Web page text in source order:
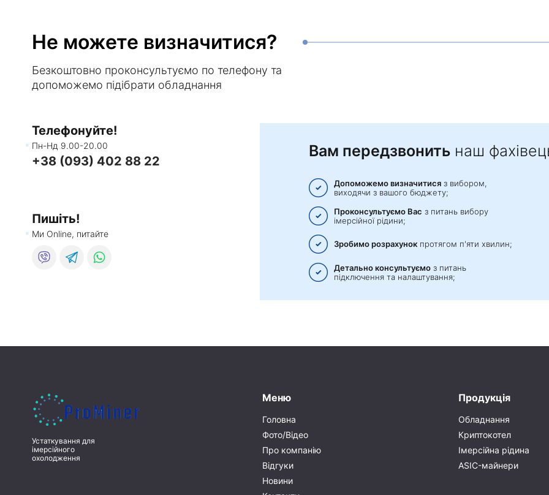
Не можете визначитися?
Безкоштовно проконсультуємо по телефону та
допоможемо підібрати обладнання
Телефонуйте!
Пн-Нд 9.00-20.00
+38 (093) 402 88 22
Пишіть!
Ми Online, питайте
Вам передзвонить наш
Допоможемо визначитися з вибором,
виходячи з вашого бюджету;
Проконсультуємо Вас з питань вибору
імерсійної рідини;
Зробимо розрахунок протягом п'яти хвилин;
Детально консультуємо з питань
підключення та налаштування;
Устаткування для
імерсійного
охолодження
Меню
Головна
Фото/Відео
Про компанію
Відгуки
Новини
Продукція
Обладнання
Криптокотел
Імерсійна рідина
ASIC-майнери